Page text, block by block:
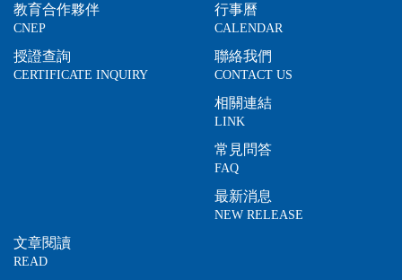
教育合作夥伴
CNEP
授證查詢
CERTIFICATE INQUIRY
行事曆
CALENDAR
聯絡我們
CONTACT US
相關連結
LINK
常見問答
FAQ
最新消息
NEW RELEASE
文章閱讀
READ